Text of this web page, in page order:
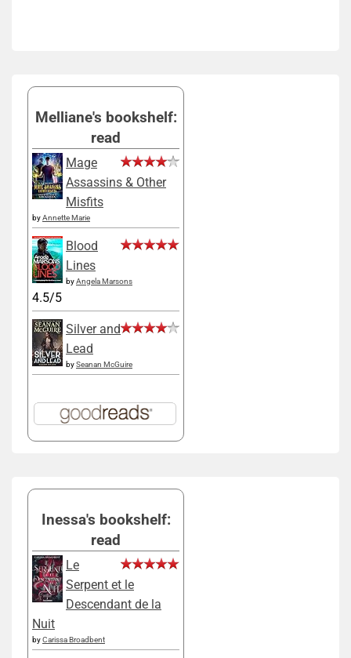
Melliane's bookshelf:
read
Mage
Assassins & Other
Misfits
byAnnette Marie
Blood
Lines
byAngela Marsons
4.5/5
Silver and
Lead
bySeanan McGuire
Inessa's bookshelf:
read
Le
Serpent et le
Descendant de la
Nuit
byCarissa Broadbent